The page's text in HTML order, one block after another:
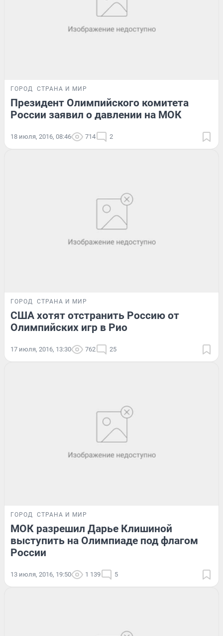
ГОРОД СТРАНА И МИР
Президент Олимпийского комитета
России заявил о давлении на МОК
18 июля, 2016, 08:46 714 2
ГОРОД СТРАНА И МИР
США хотят отстранить Россию от
Олимпийских игр в Рио
17 июля, 2016, 13:30 762 25
ГОРОД СТРАНА И МИР
МОК разрешил Дарье Клишиной
выступить на Олимпиаде под флагом
России
13 июля, 2016, 19:50 1 139 5